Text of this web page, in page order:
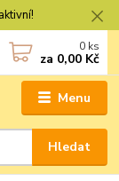
Menu
Hledat
0 ks
za 0,00 Kč